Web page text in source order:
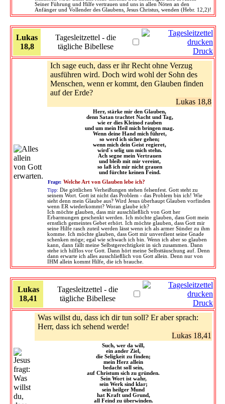
Seiner Führung und Hilfe vertrauen und uns in allen Nöten an den
Anfänger und Vollender des Glaubens, Jesus Christus, wenden (Hebr. 12,2)!
Lukas
18,8
Tagesleitzettel - die
tägliche Bibellese
Druck
Ich sage euch, dass er ihr Recht ohne Verzug
ausführen wird. Doch wird wohl der Sohn des
Menschen, wenn er kommt, den Glauben finden
auf der Erde?
Lukas 18,8
Herr, stärke mir den Glauben,
denn Satan trachtet Nacht und Tag,
wie er dies Kleinod rauben
und um mein Heil mich bringen mag.
Wenn deine Hand mich führet,
so werd ich sicher gehen;
wenn mich dein Geist regieret,
wird´s selig um mich stehn.
Ach segne mein Vertrauen
und bleib mit mir vereint,
so laß ich mir nicht grauen
und fürchte keinen Feind.
Frage: Welche Art von Glauben lebe ich?
Tipp: Die göttlichen Verheißungen stehen felsenfest. Gott steht zu
seinem Wort. Gott ist nicht das Problem - das Problem bin ich! Wie
sieht denn mein Glaube aus? Wird Jesus überhaupt Glauben vorfinden
wenn ER wiederkommt? Woran glaube ich?
Ich möchte glauben, dass mir ausschließlich von Gott her
Erbarmungen geschenkt werden. Ich möchte glauben, dass Gott mein
ernstlich gemeintes Gebet erhört. Ich möchte glauben, dass Gott mir
seine Hilfe rasch zuteil werden lässt wenn ich als armer Sünder zu ihm
komme. Ich möchte glauben, dass Gott mir unverdient seine Gnade
schenken möge; egal wie schwach ich bin. Wenn ich aber so glauben
kann, dann fällt meine Selbstgerechtigkeit in sich zusammen. Dann
stehe ich hilflos vor Gott. Dann hört meine Selbsttäuschung auf. Denn
dann erwarte ich alles ausschließlich von Gott allein. Denn nur von
IHM allein kommt Hilfe, die ich brauche.
Lukas
18,41
Tagesleitzettel - die
tägliche Bibellese
Druck
Was willst du, dass ich dir tun soll? Er aber sprach:
Herr, dass ich sehend werde!
Lukas 18,41
Such, wer da will,
ein ander Ziel,
die Seligkeit zu finden;
mein Herz allein
bedacht soll sein,
auf Christum sich zu gründen.
Sein Wort ist wahr,
sein Werk sind klar;
sein heilger Mund
hat Kraft und Grund,
all Feind zu überwinden.